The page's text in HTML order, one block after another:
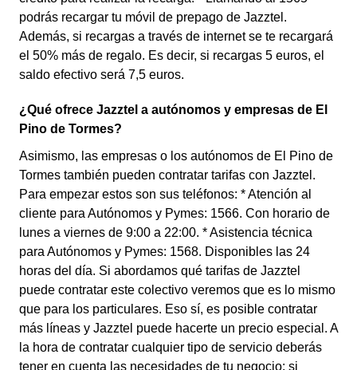
podrás recargar tu móvil de prepago de Jazztel.
Además, si recargas a través de internet se te recargará
el 50% más de regalo. Es decir, si recargas 5 euros, el
saldo efectivo será 7,5 euros.
¿Qué ofrece Jazztel a autónomos y empresas de El
Pino de Tormes?
Asimismo, las empresas o los autónomos de El Pino de
Tormes también pueden contratar tarifas con Jazztel.
Para empezar estos son sus teléfonos: * Atención al
cliente para Autónomos y Pymes: 1566. Con horario de
lunes a viernes de 9:00 a 22:00. * Asistencia técnica
para Autónomos y Pymes: 1568. Disponibles las 24
horas del día. Si abordamos qué tarifas de Jazztel
puede contratar este colectivo veremos que es lo mismo
que para los particulares. Eso sí, es posible contratar
más líneas y Jazztel puede hacerte un precio especial. A
la hora de contratar cualquier tipo de servicio deberás
tener en cuenta las necesidades de tu negocio: si